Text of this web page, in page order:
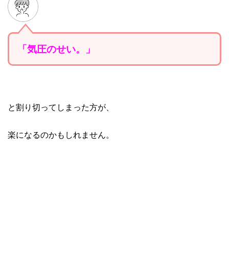
「気圧のせい。」
と割り切ってしまった方が、
楽になるのかもしれません。